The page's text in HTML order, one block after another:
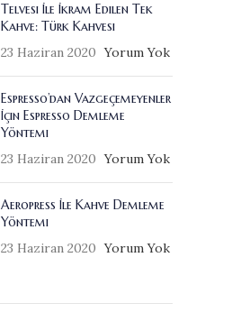
Telvesi İle İkram Edilen Tek
Kahve: Türk Kahvesi
23 Haziran 2020 Yorum Yok
Espresso’dan Vazgeçemeyenler
İçin Espresso Demleme
Yöntemi
23 Haziran 2020 Yorum Yok
Aeropress İle Kahve Demleme
Yöntemi
23 Haziran 2020 Yorum Yok